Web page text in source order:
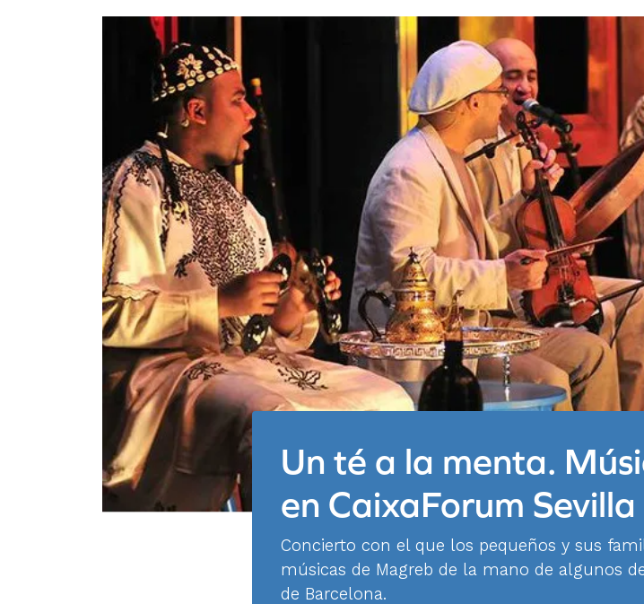
Un té a la menta.
en CaixaForum Sevilla
Concierto con el que los pequeños y sus
músicas de Magreb de la mano de algunos
de Barcelona.